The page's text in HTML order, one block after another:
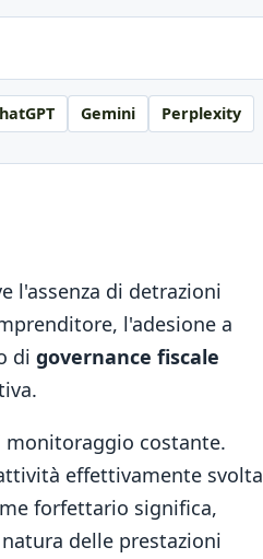
Gemini Perplexity
l'assenza di detrazioni
l'adesione a
di governance fiscale
costante.
effettivamente svolta
forfettario significa,
delle prestazioni